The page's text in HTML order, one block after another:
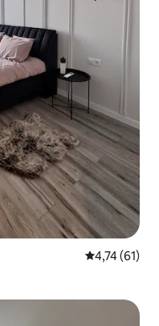
4,74 de uma
4,74 (61)